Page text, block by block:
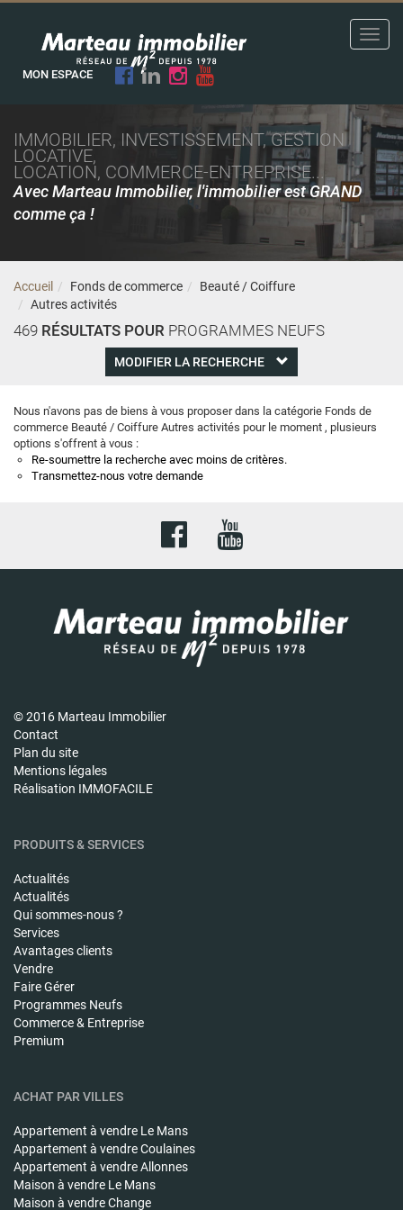
MON ESPACE
IMMOBILIER, INVESTISSEMENT, GESTION
LOCATIVE,
LOCATION, COMMERCE-ENTREPRISE...
Avec Marteau Immobilier, l'immobilier est GRAND
comme ça !
Accueil Fonds de commerce
Beauté / Coiffure
Autres activités
469 RÉSULTATS POUR PROGRAMMES NEUFS
MODIFIER LA RECHERCHE
Nous n'avons pas de biens à vous proposer dans la catégorie Fonds de
commerce Beauté / Coiffure Autres activités pour le moment , plusieurs
options s'offrent à vous :
Re-soumettre la recherche avec moins de critères.
Transmettez-nous votre demande
© 2016 Marteau Immobilier
Contact
Plan du site
Mentions légales
Réalisation IMMOFACILE
PRODUITS & SERVICES
Actualités
Actualités
Qui sommes-nous ?
Services
Avantages clients
Vendre
Faire Gérer
Programmes Neufs
Commerce & Entreprise
Premium
ACHAT PAR VILLES
Appartement à vendre Le Mans
Appartement à vendreCoulaines
Appartement à vendreAllonnes
Maison à vendre Le Mans
Maison à vendreChange